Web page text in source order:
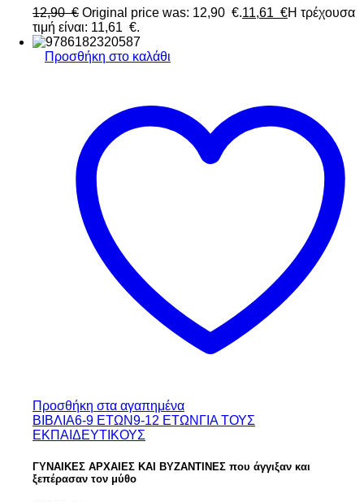
12,90 € Original price was: 12,90 €.11,61 €Η τρέχουσα
τιμή είναι: 11,61 €.
Προσθήκη στο καλάθι
Προσθήκη στα αγαπημένα
ΒΙΒΛΙΑ6-9 ΕΤΩΝ9-12 ΕΤΩΝ ΓΙΑ ΤΟΥΣ
ΕΚΠΑΙΔΕΥΤΙΚΟΥΣ
ΓΥΝΑΙΚΕΣ ΑΡΧΑΙΕΣ ΚΑΙ ΒΥΖΑΝΤΙΝΕΣ που άγγιξαν και
ξεπέρασαν τον μύθο